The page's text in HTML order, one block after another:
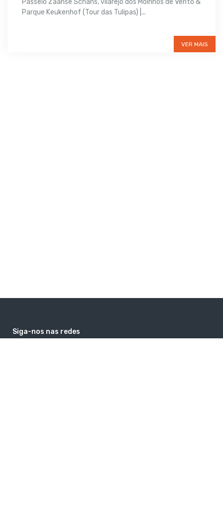
Passeio Zaanse Schans, vilarejo dos Moinhos de Vento &
Parque Keukenhof (Tour das Tulipas) |...
VER MAIS
Siga-nos nas redes